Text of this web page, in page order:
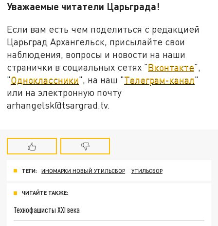
Уважаемые читатели Царьграда!
Если вам есть чем поделиться с редакцией
Царьград Архангельск, присылайте свои
наблюдения, вопросы и новости на наши
странички в социальных сетях "Вконтакте",
"Одноклассники", на наш "Телеграм-канал"
или на электронную почту
arhangelsk@tsargrad.tv.
ТЕГИ: ИНОМАРКИ НОВЫЙ УТИЛЬСБОР УТИЛЬСБОР
ЧИТАЙТЕ ТАКЖЕ:
Технофашисты XXI века